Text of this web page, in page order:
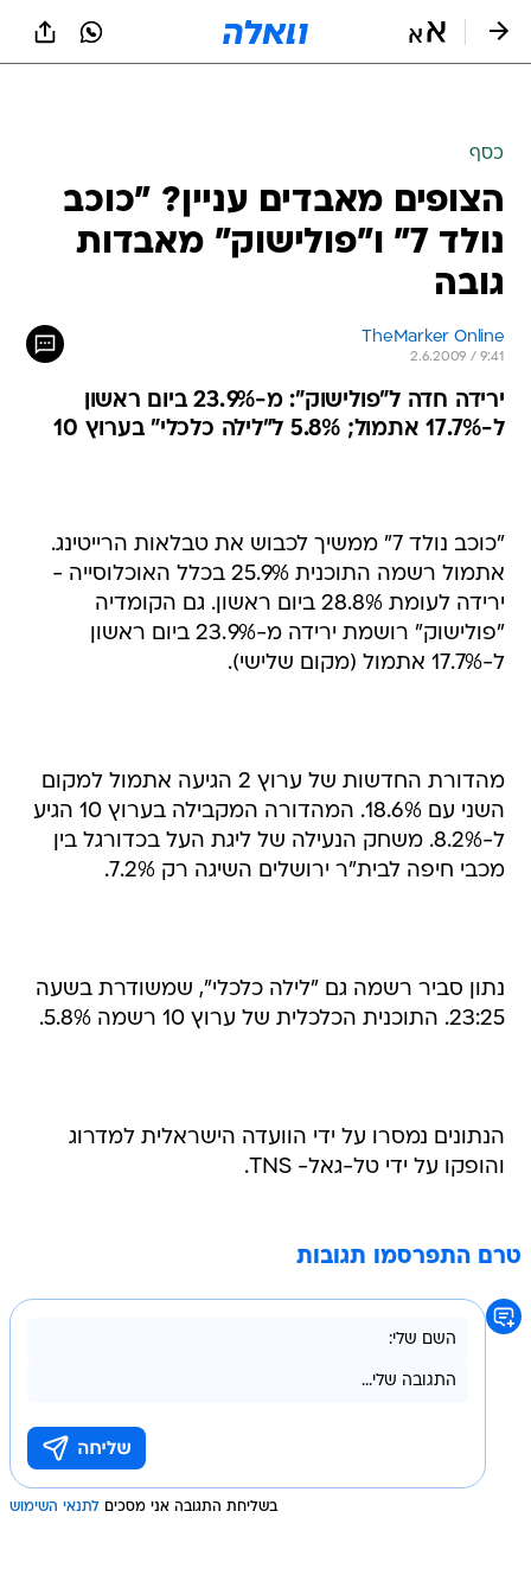
כסף
הצופים מאבדים עניין? "כוכב
נולד 7" ו"פולישוק" מאבדות
גובה
TheMarker Online
2.6.2009 / 9:41
ירידה חדה ל"פולישוק": מ-23.9% ביום ראשון
ל-17.7% אתמול; 5.8% ל"לילה כלכלי" בערוץ 10
"כוכב נולד 7" ממשיך לכבוש את טבלאות הרייטינג.
אתמול רשמה התוכנית 25.9% בכלל האוכלוסייה -
ירידה לעומת 28.8% ביום ראשון. גם הקומדיה
"פולישוק" רושמת ירידה מ-23.9% ביום ראשון
ל-17.7% אתמול (מקום שלישי).
מהדורת החדשות של ערוץ 2 הגיעה אתמול למקום
השני עם 18.6%. המהדורה המקבילה בערוץ 10 הגיע
ל-8.2%. משחק הנעילה של ליגת העל בכדורגל בין
מכבי חיפה לבית"ר ירושלים השיגה רק 7.2%.
נתון סביר רשמה גם "לילה כלכלי", שמשודרת בשעה
23:25. התוכנית הכלכלית של ערוץ 10 רשמה 5.8%.
הנתונים נמסרו על ידי הוועדה הישראלית למדרוג
והופקו על ידי טל-גאל- TNS.
טרם התפרסמו תגובות
בשליחת התגובה אני מסכים לתנאי השימוש